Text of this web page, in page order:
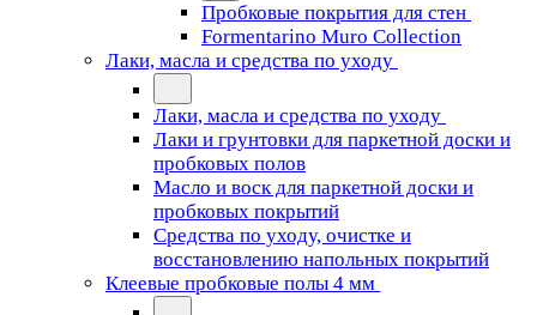
Пробковые покрытия для стен
Formentarino Muro Collection
Лаки, масла и средства по уходу
Лаки, масла и средства по уходу
Лаки и грунтовки для паркетной доски и
пробковых полов
Масло и воск для паркетной доски и
пробковых покрытий
Средства по уходу, очистке и
восстановлению напольных покрытий
Клеевые пробковые полы 4 мм